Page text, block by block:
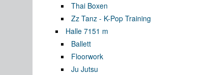
Thai Boxen
Zz Tanz - K-Pop Training
Halle 7151 m
Ballett
Floorwork
Ju Jutsu